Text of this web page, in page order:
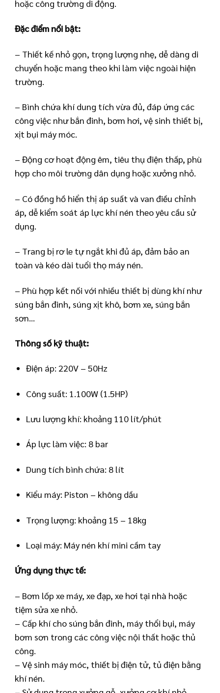
hoặc công trường di động.
Đặc điểm nổi bật:
– Thiết kế nhỏ gọn, trọng lượng nhẹ, dễ dàng di
chuyển hoặc mang theo khi làm việc ngoài hiện
trường.
– Bình chứa khí dung tích vừa đủ, đáp ứng các
công việc như bắn đinh, bơm hơi, vệ sinh thiết bị,
xịt bụi máy móc.
– Động cơ hoạt động êm, tiêu thụ điện thấp, phù
hợp cho môi trường dân dụng hoặc xưởng nhỏ.
– Có đồng hồ hiển thị áp suất và van điều chỉnh
áp, dễ kiểm soát áp lực khí nén theo yêu cầu sử
dụng.
– Trang bị rơ le tự ngắt khi đủ áp, đảm bảo an
toàn và kéo dài tuổi thọ máy nén.
– Phù hợp kết nối với nhiều thiết bị dùng khí như
súng bắn đinh, súng xịt khô, bơm xe, súng bắn
sơn…
Thông số kỹ thuật:
Điện áp: 220V – 50Hz
Công suất: 1.100W (1.5HP)
Lưu lượng khí: khoảng 110 lít/phút
Áp lực làm việc: 8 bar
Dung tích bình chứa: 8 lít
Kiểu máy: Piston – không dầu
Trọng lượng: khoảng 15 – 18kg
Loại máy: Máy nén khí mini cầm tay
Ứng dụng thực tế:
– Bơm lốp xe máy, xe đạp, xe hơi tại nhà hoặc
tiệm sửa xe nhỏ.
– Cấp khí cho súng bắn đinh, máy thổi bụi, máy
bơm sơn trong các công việc nội thất hoặc thủ
công.
– Vệ sinh máy móc, thiết bị điện tử, tủ điện bằng
khí nén.